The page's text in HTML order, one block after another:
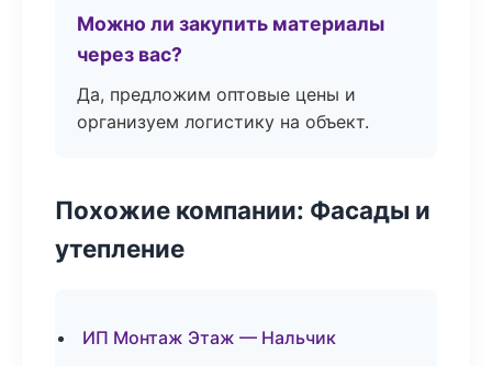
Можно ли закупить материалы
через вас?
Да, предложим оптовые цены и
организуем логистику на объект.
Похожие компании: Фасады и
утепление
ИП Монтаж Этаж — Нальчик